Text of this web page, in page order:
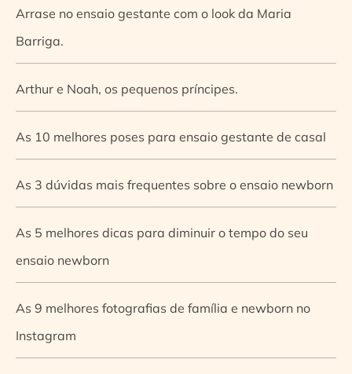
Arrase no ensaio gestante com o look da Maria
Barriga.
Arthur e Noah, os pequenos príncipes.
As 10 melhores poses para ensaio gestante de casal
As 3 dúvidas mais frequentes sobre o ensaio newborn
As 5 melhores dicas para diminuir o tempo do seu
ensaio newborn
As 9 melhores fotografias de família e newborn no
Instagram